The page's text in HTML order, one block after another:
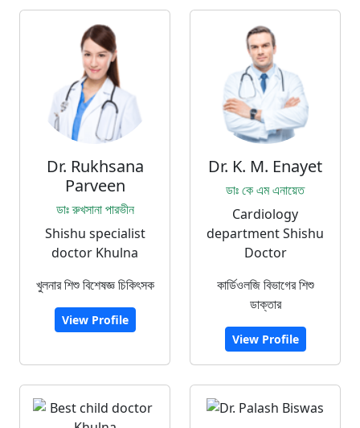
Dr. Rukhsana
Parveen
ডাঃ রুখসানা পারভীন
Shishu specialist
doctor Khulna
খুলনার শিশু বিশেষজ্ঞ চিকিৎসক
View Profile
Dr. K. M. Enayet
ডাঃ কে এম এনায়েত
Cardiology
department Shishu
Doctor
কার্ডিওলজি বিভাগের শিশু
ডাক্তার
View Profile